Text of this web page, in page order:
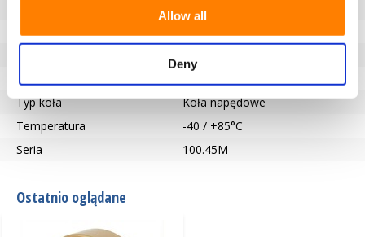
Allow all
Deny
Otwór na oś-Ø (mm)
50
Twardość bieżnika
Typ koła
Koła napędowe
Temperatura
-40 / +85°C
Seria
100.45M
Ostatnio oglądane